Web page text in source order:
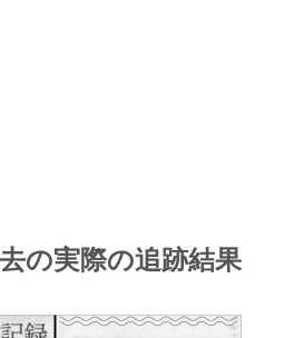
の実際の追跡結果